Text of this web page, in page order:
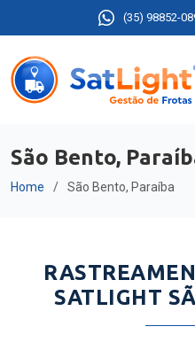
(35) 98852-
São Bento,
Home São Bento, Paraíba
SATLIGHT